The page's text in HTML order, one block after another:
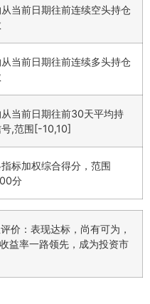
当前日期往前连续空头持仓
当前日期往前连续多头持仓
当前日期往前30天平均持
,范围[-10,10]
标加权综合得分，范围
分
：表现达标，尚有可为，
益率一路领先，成为投资市